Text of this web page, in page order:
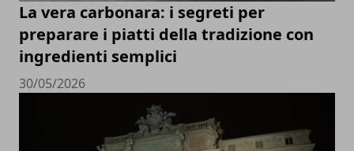
La vera carbonara: i segreti per
preparare i piatti della tradizione con
ingredienti semplici
30/05/2026